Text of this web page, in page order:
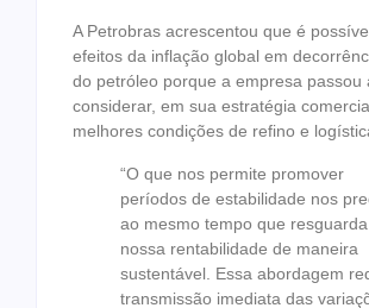
A Petrobras acrescentou que é
efeitos da inflação global em
do petróleo porque a empresa passou
considerar, em sua estratégia
melhores condições de refino e
“O que nos permite promover
períodos de estabilidade nos
ao mesmo tempo que
nossa rentabilidade de maneira
sustentável. Essa abordagem
transmissão imediata das